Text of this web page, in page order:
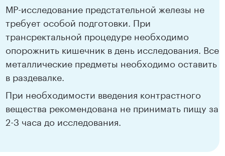
МР-исследование предстательной железы не
требует особой подготовки. При
трансректальной процедуре необходимо
опорожнить кишечник в день исследования. Все
металлические предметы необходимо оставить
в раздевалке.
При необходимости введения контрастного
вещества рекомендована не принимать пищу за
2-3 часа до исследования.